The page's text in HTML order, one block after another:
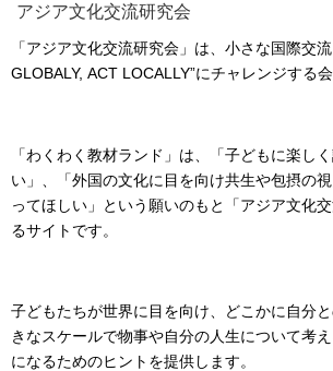
アジア文化交流研究会
「アジア文化交流研究会」は、小さな国際交
GLOBALY, ACT LOCALLY”にチャレンジする会
「わくわく教材ランド」は、「子どもに楽し
い」、「外国の文化に目を向け共生や包摂の
ってほしい」という願いのもと「アジア文化
るサイトです。
子どもたちが世界に目を向け、どこかに自分
きなスケールで物事や自分の人生について考
になるためのヒントを提供します。